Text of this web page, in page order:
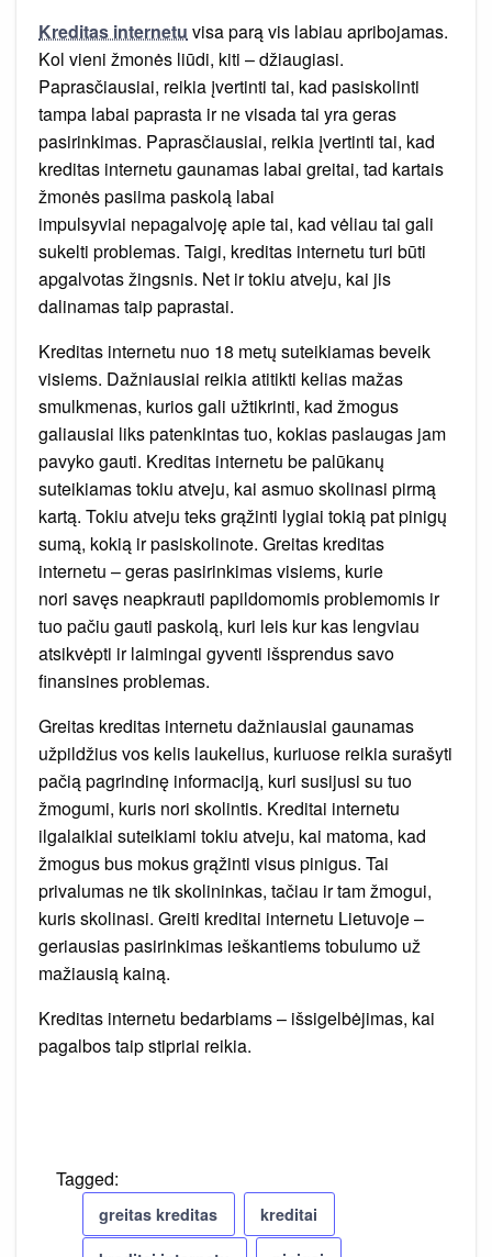
Kreditas internetu visa parą vis labiau apribojamas.
Kol vieni žmonės liūdi, kiti – džiaugiasi.
Paprasčiausiai, reikia įvertinti tai, kad pasiskolinti
tampa labai paprasta ir ne visada tai yra geras
pasirinkimas. Paprasčiausiai, reikia įvertinti tai, kad
kreditas internetu gaunamas labai greitai, tad kartais
žmonės pasiima paskolą labai
impulsyviai nepagalvoję apie tai, kad vėliau tai gali
sukelti problemas. Taigi, kreditas internetu turi būti
apgalvotas žingsnis. Net ir tokiu atveju, kai jis
dalinamas taip paprastai.
Kreditas internetu nuo 18 metų suteikiamas beveik
visiems. Dažniausiai reikia atitikti kelias mažas
smulkmenas, kurios gali užtikrinti, kad žmogus
galiausiai liks patenkintas tuo, kokias paslaugas jam
pavyko gauti. Kreditas internetu be palūkanų
suteikiamas tokiu atveju, kai asmuo skolinasi pirmą
kartą. Tokiu atveju teks grąžinti lygiai tokią pat pinigų
sumą, kokią ir pasiskolinote. Greitas kreditas
internetu – geras pasirinkimas visiems, kurie
nori savęs neapkrauti papildomomis problemomis ir
tuo pačiu gauti paskolą, kuri leis kur kas lengviau
atsikvėpti ir laimingai gyventi išsprendus savo
finansines problemas.
Greitas kreditas internetu dažniausiai gaunamas
užpildžius vos kelis laukelius, kuriuose reikia surašyti
pačią pagrindinę informaciją, kuri susijusi su tuo
žmogumi, kuris nori skolintis. Kreditai internetu
ilgalaikiai suteikiami tokiu atveju, kai matoma, kad
žmogus bus mokus grąžinti visus pinigus. Tai
privalumas ne tik skolininkas, tačiau ir tam žmogui,
kuris skolinasi. Greiti kreditai internetu Lietuvoje –
geriausias pasirinkimas ieškantiems tobulumo už
mažiausią kainą.
Kreditas internetu bedarbiams – išsigelbėjimas, kai
pagalbos taip stipriai reikia.
Tagged:
greitas kreditas kreditai